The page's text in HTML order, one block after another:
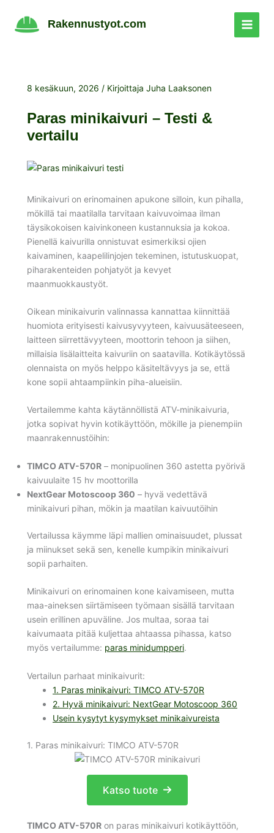
sisältöön
Rakennustyot.com
8 kesäkuun, 2026 / Kirjoittaja Juha Laaksonen
Paras minikaivuri – Testi &
vertailu
Minikaivuri on erinomainen apukone silloin, kun pihalla,
mökillä tai maatilalla tarvitaan kaivuvoimaa ilman
täysikokoisen kaivinkoneen kustannuksia ja kokoa.
Pienellä kaivurilla onnistuvat esimerkiksi ojien
kaivaminen, kaapelilinjojen tekeminen, istutuskuopat,
piharakenteiden pohjatyöt ja kevyet
maanmuokkaustyöt.
Oikean minikaivurin valinnassa kannattaa kiinnittää
huomiota erityisesti kaivusyvyyteen, kaivuusäteeseen,
laitteen siirrettävyyteen, moottorin tehoon ja siihen,
millaisia lisälaitteita kaivuriin on saatavilla. Kotikäytössä
olennaista on myös helppo käsiteltävyys ja se, että
kone sopii ahtaampiinkin piha-alueisiin.
Vertailemme kahta käytännöllistä ATV-minikaivuria,
jotka sopivat hyvin kotikäyttöön, mökille ja pienempiin
maanrakennustöihin:
TIMCO ATV-570R – monipuolinen 360 astetta pyörivä
kaivuulaite 15 hv moottorilla
NextGear Motoscoop 360 – hyvä vedettävä
minikaivuri pihan, mökin ja maatilan kaivuutöihin
Vertailussa käymme läpi mallien ominaisuudet, plussat
ja miinukset sekä sen, kenelle kumpikin minikaivuri
sopii parhaiten.
Minikaivuri on erinomainen kone kaivamiseen, mutta
maa-aineksen siirtämiseen työmaan sisällä tarvitaan
usein erillinen apuväline. Jos multaa, soraa tai
kaivumaata pitää kuljettaa ahtaassa pihassa, katso
myös vertailumme: paras minidumpperi.
Vertailun parhaat minikaivurit:
1. Paras minikaivuri: TIMCO ATV-570R
2. Hyvä minikaivuri: NextGear Motoscoop 360
Usein kysytyt kysymykset minikaivureista
1. Paras minikaivuri: TIMCO ATV-570R
Katso tuote
TIMCO ATV-570R on paras minikaivuri kotikäyttöön,